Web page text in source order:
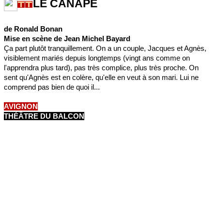
LE CANAPÉ
de Ronald Bonan
Mise en scène de Jean Michel Bayard
Ça part plutôt tranquillement. On a un couple, Jacques et Agnès,
visiblement mariés depuis longtemps (vingt ans comme on
l'apprendra plus tard), pas très complice, plus très proche. On
sent qu'Agnès est en colère, qu'elle en veut à son mari. Lui ne
comprend pas bien de quoi il...
AVIGNON
THÉÂTRE DU BALCON